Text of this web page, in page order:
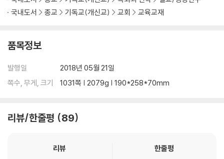
리라. 하나님은 왕이시다!
국내도서
종교 기독교(개신교) 교회 교육교재
품목정보
발행일
2018년 05월 21일
쪽수, 무게, 크기
1031쪽 | 2079g | 190*258*70mm
리뷰/한줄평 89
리뷰 한줄평